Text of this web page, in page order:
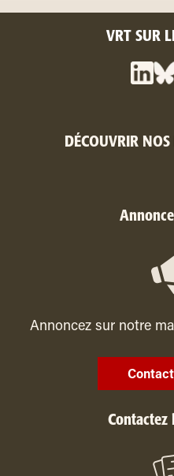
VRT SUR
DÉCOUVRIR
Annoncez sur notre
Contactez